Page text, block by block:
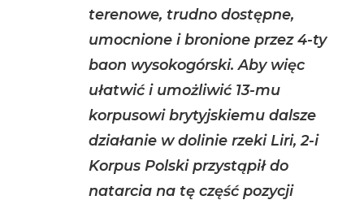
terenowe, trudno dostępne,
umocnione i bronione przez 4-ty
baon wysokogórski. Aby więc
ułatwić i umożliwić 13-mu
korpusowi brytyjskiemu dalsze
działanie w dolinie rzeki Liri, 2-i
Korpus Polski przystąpił do
natarcia na tę część pozycji